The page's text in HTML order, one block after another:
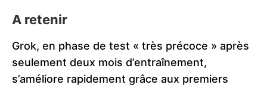
A retenir
Grok, en phase de test « très précoce » après
seulement deux mois d’entraînement,
s’améliore rapidement grâce aux premiers